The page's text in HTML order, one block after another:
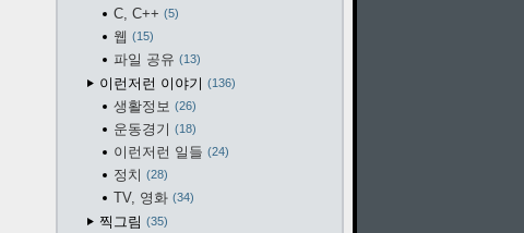
C, C++ 5
웹 15
파일 공유 13
이런저런 이야기 136
생활정보 26
운동경기 18
이런저런 일들 24
정치 28
TV, 영화 34
찍그림 35